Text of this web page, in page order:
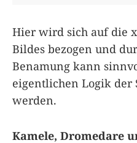
Hier wird sich auf die
Bildes bezogen und
Benamung kann
eigentlichen Logik der
werden.
Kamele, Dromedare